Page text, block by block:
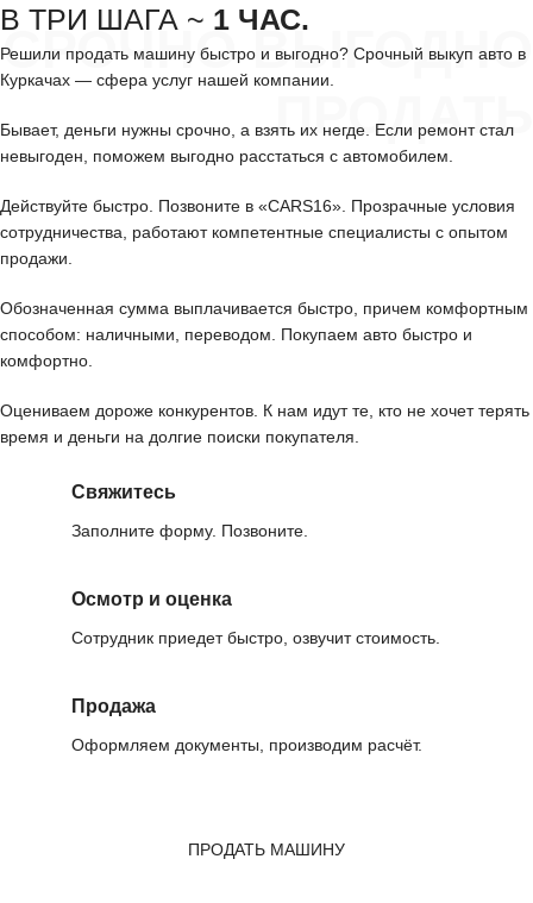
СРОЧНО ВЫГОДНО
ПРОДАТЬ
В ТРИ ШАГА ~ 1 ЧАС.
Решили продать машину быстро и выгодно? Срочный выкуп авто в
Куркачах — сфера услуг нашей компании.
Бывает, деньги нужны срочно, а взять их негде. Если ремонт стал
невыгоден, поможем выгодно расстаться с автомобилем.
Действуйте быстро. Позвоните в «CARS16». Прозрачные условия
сотрудничества, работают компетентные специалисты с опытом
продажи.
Обозначенная сумма выплачивается быстро, причем комфортным
способом: наличными, переводом. Покупаем авто быстро и
комфортно.
Оцениваем дороже конкурентов. К нам идут те, кто не хочет терять
время и деньги на долгие поиски покупателя.
Свяжитесь
Заполните форму. Позвоните.
Осмотр и оценка
Сотрудник приедет быстро, озвучит стоимость.
Продажа
Оформляем документы, производим расчёт.
ПРОДАТЬ МАШИНУ